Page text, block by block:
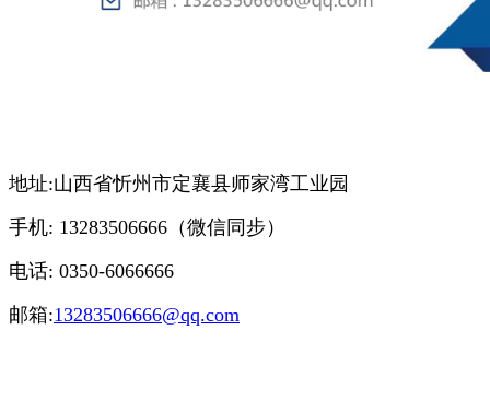
地址:山西省忻州市定襄县师家湾工业园
手机: 13283506666（微信同步）
电话: 0350-6066666
邮箱:13283506666@qq.com